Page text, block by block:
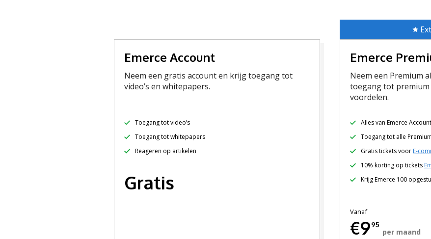
Emerce Account
Neem een gratis account en krijg toegang tot
video’s en whitepapers.
Toegang tot video’s
Toegang tot whitepapers
Reageren op artikelen
Gratis
Emerce
Neem een Premium
toegang tot
voordelen.
Alles van Emerce Account
Toegang tot alle
Gratis tickets voor E-
10% korting op tickets
Krijg Emerce 100
Vanaf
€995
per maand